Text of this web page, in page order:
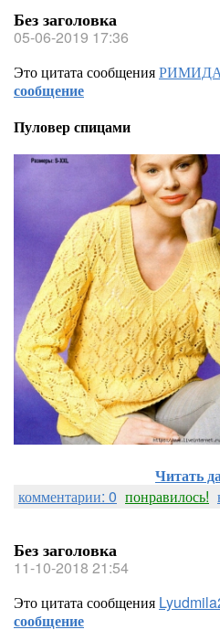
Без заголовка
05-06-2019 17:36
Это цитата сообщения
сообщение
Пуловер спицами
Читать
комментарии: 0 понравилось!
Без заголовка
11-10-2018 21:54
Это цитата сообщения
сообщение